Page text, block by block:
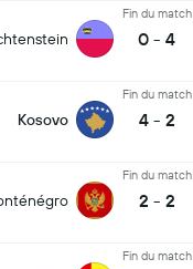
Fin du match
0 - 4
Kosovo
Fin du match
4 - 2
Fin du match
2 - 2
Fin du match
de but (2.5)